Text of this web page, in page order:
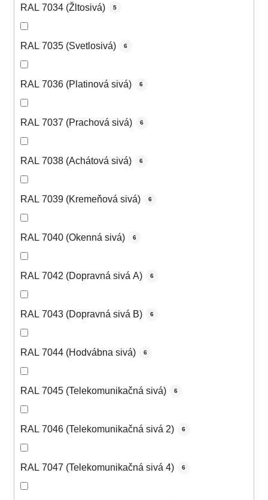
RAL 7034 (Žltosivá) 5
RAL 7035 (Svetlosivá) 6
RAL 7036 (Platinová sivá) 6
RAL 7037 (Prachová sivá) 6
RAL 7038 (Achátová sivá) 6
RAL 7039 (Kremeňová sivá) 6
RAL 7040 (Okenná sivá) 6
RAL 7042 (Dopravná sivá A) 6
RAL 7043 (Dopravná sivá B) 6
RAL 7044 (Hodvábna sivá) 6
RAL 7045 (Telekomunikačná sivá) 6
RAL 7046 (Telekomunikačná sivá 2) 6
RAL 7047 (Telekomunikačná sivá 4) 6